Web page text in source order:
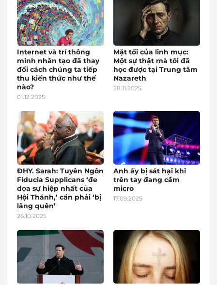
Internet và trí thông
minh nhân tạo đã thay
đổi cách chúng ta tiếp
thu kiến thức như thế
nào?
01.12.2025
Mặt tối của linh mục:
Một sự thật mà tôi đã
học được tại Trung tâm
Nazareth
28.11.2025
ĐHY. Sarah: Tuyên Ngôn
Fiducia Supplicans ‘đe
dọa sự hiệp nhất của
Hội Thánh,’ cần phải ‘bị
lãng quên’
26.10.2025
Anh ấy bị sát hại khi
trên tay đang cầm
micro
17.09.2025